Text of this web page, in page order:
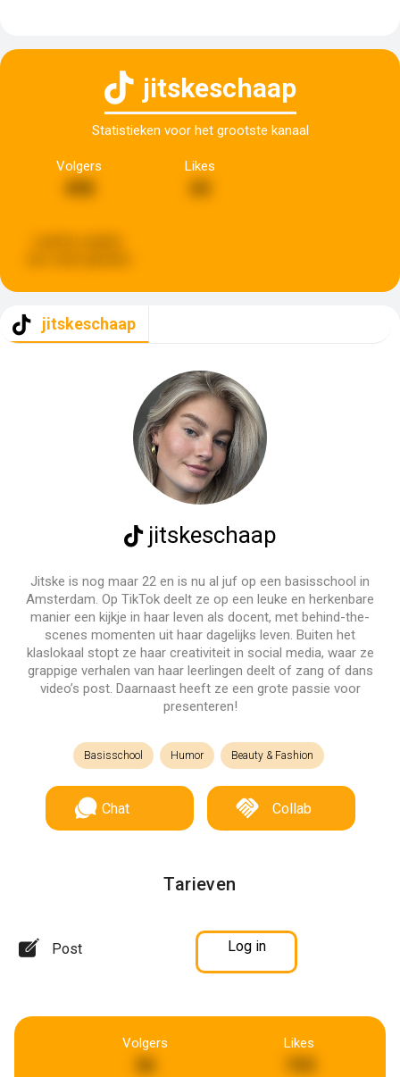
jitskeschaap
Statistieken voor het grootste kanaal
Volgers
498
Likes
jitskeschaap
jitskeschaap
Jitske is nog maar 22 en is nu al juf op een basisschool in
Amsterdam. Op TikTok deelt ze op een leuke en herkenbare
manier een kijkje in haar leven als docent, met behind-the-
scenes momenten uit haar dagelijks leven. Buiten het
klaslokaal stopt ze haar creativiteit in social media, waar ze
grappige verhalen van haar leerlingen deelt of zang of dans
video’s post. Daarnaast heeft ze een grote passie voor
presenteren!
Basisschool Humor Beauty & Fashion
Chat Collab
Tarieven
Post Log in
Volgers Likes